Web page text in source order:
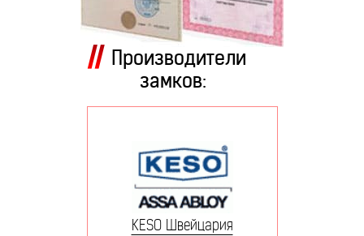
Производители
замков:
KESO Швейцария